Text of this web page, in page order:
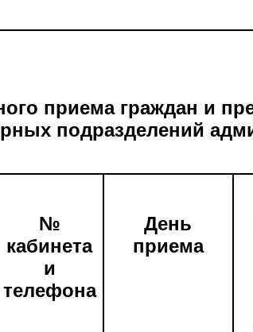
приема граждан и
подразделений
№
кабинета
и
телефона
День
приема